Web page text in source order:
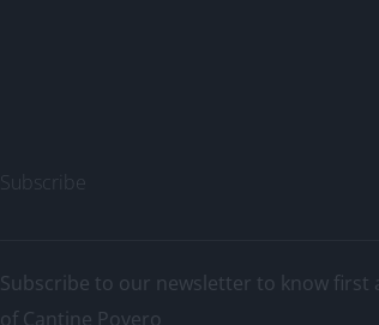
Subscribe
Subscribe to our newsletter to know first
of Cantine Povero